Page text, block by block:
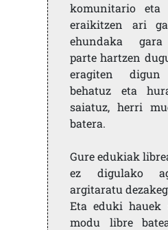
komunitario eta
eraikitzen ari
ehundaka
parte hartzen
eragiten digun
behatuz eta
saiatuz, herri
batera.
Gure edukiak
ez digulako
argitaratu
Eta eduki hauek
modu libre